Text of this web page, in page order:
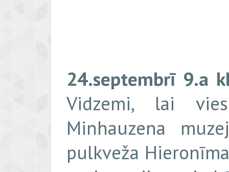
24.septembrī 9.a
Vidzemi, lai
Minhauzena
pulkveža